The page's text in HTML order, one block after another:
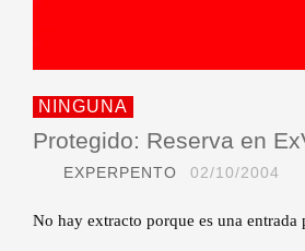
NINGUNA
Protegido: Reserva en
EXPERPENTO 02/10/2004
No hay extracto porque es una entrada